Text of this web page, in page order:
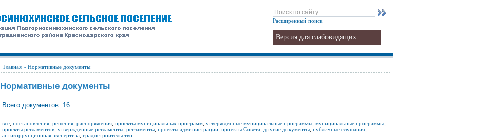
Расширенный поиск
Версия для слабовидящих
Главная » Нормативные документы
Нормативные документы
Всего документов: 16
все постановления решения распоряжения проекты муниципальных программ утвержденные муниципальные программы муниципальные программы
проекты регламентов утвержденные регламенты регламенты проекты администрации проекты Совета другие документы публичные слушания
антикоррупционная экспертиза градостроительство